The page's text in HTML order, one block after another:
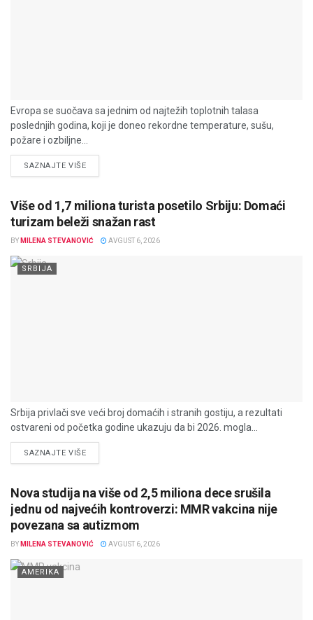
Evropa se suočava sa jednim od najtežih toplotnih talasa
poslednjih godina, koji je doneo rekordne temperature, sušu,
požare i ozbiljne...
SAZNAJTE VIŠEDETAILS
Više od 1,7 miliona turista posetilo Srbiju: Domaći
turizam beleži snažan rast
BY MILENA STEVANOVIĆ AVGUST 6, 2026
SRBIJA
Srbija privlači sve veći broj domaćih i stranih gostiju, a rezultati
ostvareni od početka godine ukazuju da bi 2026. mogla...
SAZNAJTE VIŠEDETAILS
Nova studija na više od 2,5 miliona dece srušila
jednu od najvećih kontroverzi: MMR vakcina nije
povezana sa autizmom
BY MILENA STEVANOVIĆ AVGUST 6, 2026
AMERIKA